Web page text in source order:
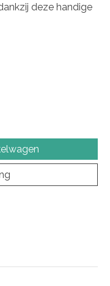
deze handige